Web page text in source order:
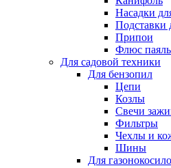
Насадки
Подставки
Припои
Флюс
Для садовой техники
Для бензопил
Цепи
Козлы
Свечи
Фильтры
Чехлы и
Шины
Для